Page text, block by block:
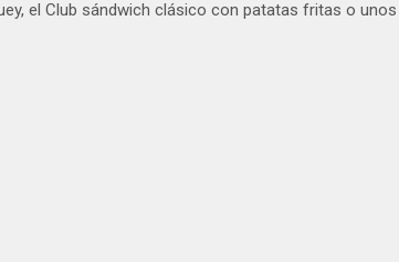
el Club sándwich clásico con patatas fritas o